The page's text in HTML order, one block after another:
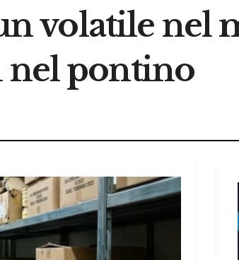
volatile nel
nel pontino